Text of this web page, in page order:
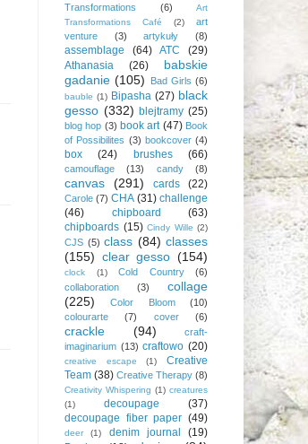
Transformations
(6)
Art
Transformations Café
(2)
art
venture
(3) artykuły (8)
assemblage (64) ATC
(29)
Athanasia
(26)
babskie
gadanie (105) Bad Girls (6)
bauble (1) Bipasha (27) black
gesso (332) blejtramy (25)
blog hop (3) book art (47) Book
of Possibilites (3) bookcover (4)
box (24) brushes (66)
camouflage (13) candy (8)
canvas (291) cards (22)
Carole (7) CHA (31) challenge
(46)
chipboard
(63)
chipboards (15) Cindy Wille (2)
CJS (5) class (84) classes
(155) clear gesso (154)
clock (1) Cold Country
(6)
collaboration
(3)
collage
(225)
Color Bloom
(10)
colourarte
(7) cover (6)
crackle (94)
craft-
imaginarium (13) craftowo (20)
creative escape (1)
Creative
Team (38) Creative Therapy (8)
Creativity Whispering (1) creatures
(1)
decoupage
(37)
decoupage fiber paper (49)
deer (1) denim journal
(19)